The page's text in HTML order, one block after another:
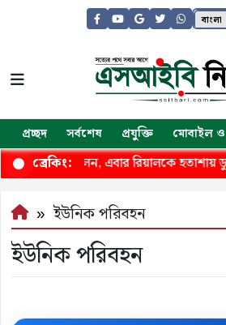
বাংলা
প্রচ্ছদ সর্বশেষ প্রযুক্তি মোবাইল ও
ব্রেকিং:
কাঁদিয়েছিলেন, এবার রিয়ালকে হতাশায়
ইউনিক পরিবহন
ইউনিক পরিবহন